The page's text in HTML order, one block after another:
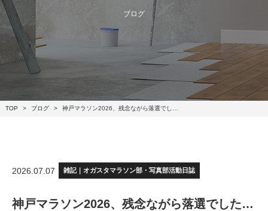
ブログ
TOP ブログ 神戸マラソン2026、残念ながら落選でし…
2026.07.07 雑記｜オガスタマラソン部・写真部活動日誌
神戸マラソン2026、残念ながら落選でした…